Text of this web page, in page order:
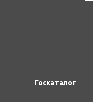
Госкаталог